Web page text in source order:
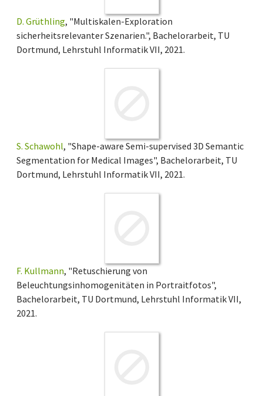
D. Grüthling, "Multiskalen-Exploration
sicherheitsrelevanter Szenarien.", Bachelorarbeit, TU
Dortmund, Lehrstuhl Informatik VII, 2021.
S. Schawohl, "Shape-aware Semi-supervised 3D Semantic
Segmentation for Medical Images", Bachelorarbeit, TU
Dortmund, Lehrstuhl Informatik VII, 2021.
F. Kullmann, "Retuschierung von
Beleuchtungsinhomogenitäten in Portraitfotos",
Bachelorarbeit, TU Dortmund, Lehrstuhl Informatik VII,
2021.